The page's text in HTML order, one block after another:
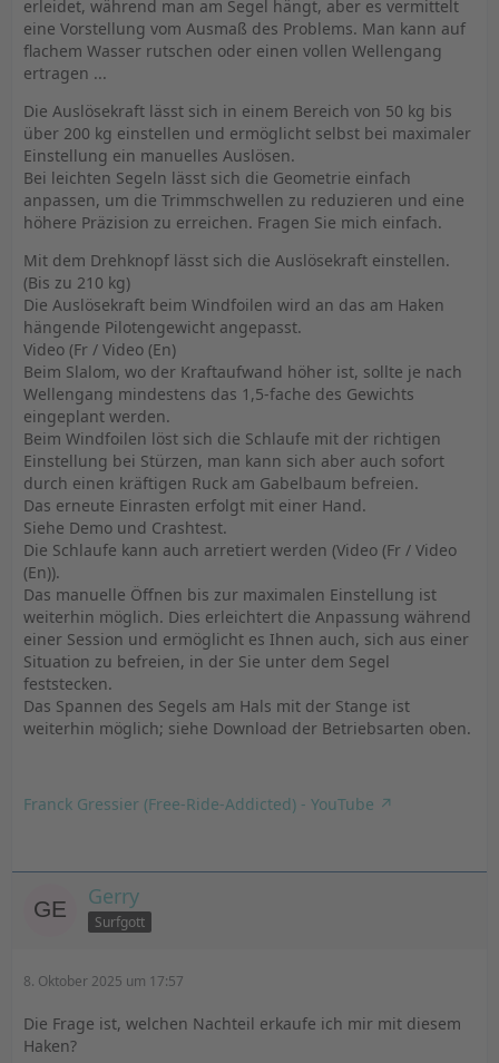
erleidet, während man am Segel hängt, aber es vermittelt
eine Vorstellung vom Ausmaß des Problems. Man kann auf
flachem Wasser rutschen oder einen vollen Wellengang
ertragen ...
Die Auslösekraft lässt sich in einem Bereich von 50 kg bis
über 200 kg einstellen und ermöglicht selbst bei maximaler
Einstellung ein manuelles Auslösen.
Bei leichten Segeln lässt sich die Geometrie einfach
anpassen, um die Trimmschwellen zu reduzieren und eine
höhere Präzision zu erreichen. Fragen Sie mich einfach.
Mit dem Drehknopf lässt sich die Auslösekraft einstellen.
(Bis zu 210 kg)
Die Auslösekraft beim Windfoilen wird an das am Haken
hängende Pilotengewicht angepasst.
Video (Fr / Video (En)
Beim Slalom, wo der Kraftaufwand höher ist, sollte je nach
Wellengang mindestens das 1,5-fache des Gewichts
eingeplant werden.
Beim Windfoilen löst sich die Schlaufe mit der richtigen
Einstellung bei Stürzen, man kann sich aber auch sofort
durch einen kräftigen Ruck am Gabelbaum befreien.
Das erneute Einrasten erfolgt mit einer Hand.
Siehe Demo und Crashtest.
Die Schlaufe kann auch arretiert werden (Video (Fr / Video
(En)).
Das manuelle Öffnen bis zur maximalen Einstellung ist
weiterhin möglich. Dies erleichtert die Anpassung während
einer Session und ermöglicht es Ihnen auch, sich aus einer
Situation zu befreien, in der Sie unter dem Segel
feststecken.
Das Spannen des Segels am Hals mit der Stange ist
weiterhin möglich; siehe Download der Betriebsarten oben.
Franck Gressier (Free-Ride-Addicted) - YouTube
Gerry
Surfgott
8. Oktober 2025 um 17:57
Die Frage ist, welchen Nachteil erkaufe ich mir mit diesem
Haken?